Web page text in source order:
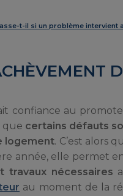
t-il si un problème intervient
confiance au
que certains défauts
logement. C’est alors
année, elle permet
nécessaires
au moment de la